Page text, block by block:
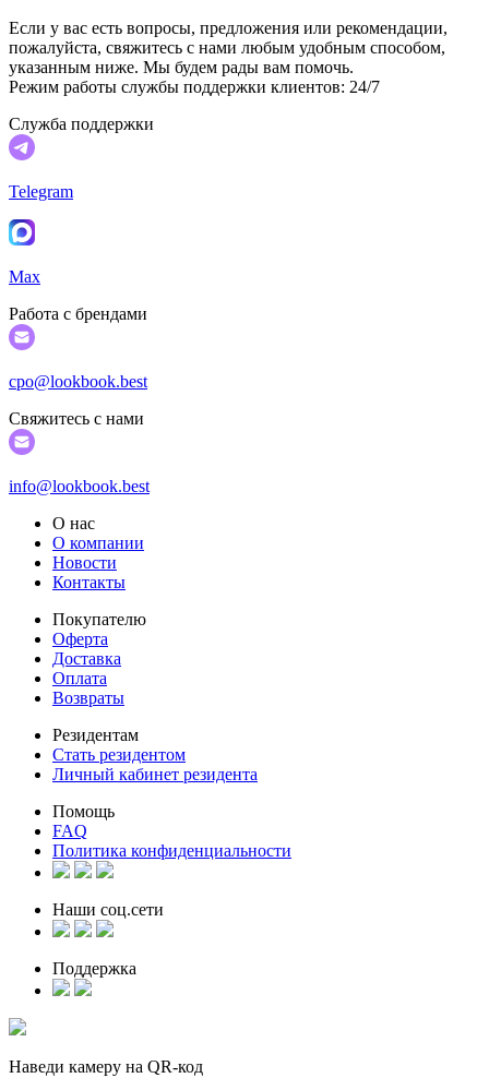
Если у вас есть вопросы, предложения или рекомендации,
пожалуйста, свяжитесь с нами любым удобным способом,
указанным ниже. Мы будем рады вам помочь.
Режим работы службы поддержки клиентов: 24/7
Служба поддержки
Telegram
Max
Работа с брендами
cpo@lookbook.best
Свяжитесь с нами
info@lookbook.best
О нас
О компании
Новости
Контакты
Покупателю
Оферта
Доставка
Оплата
Возвраты
Резидентам
Стать резидентом
Личный кабинет резидента
Помощь
FAQ
Политика конфиденциальности
Наши соц.сети
Поддержка
Наведи камеру на QR-код